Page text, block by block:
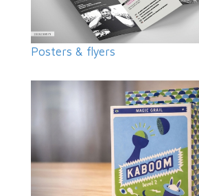
Posters & flyers